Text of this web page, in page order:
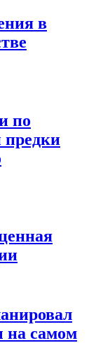
в
по
предки
на самом